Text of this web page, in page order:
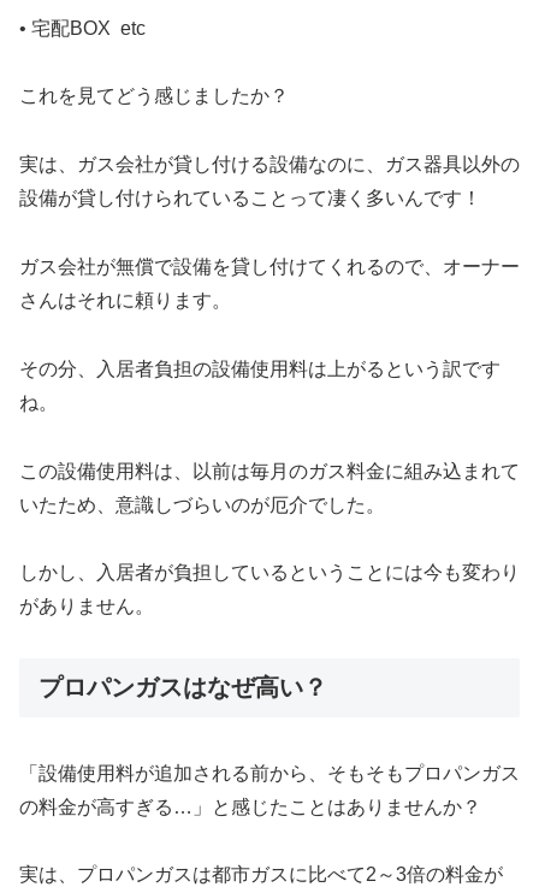
• 宅配BOX etc
これを見てどう感じましたか？
実は、ガス会社が貸し付ける設備なのに、ガス器具以外の
設備が貸し付けられていることって凄く多いんです！
ガス会社が無償で設備を貸し付けてくれるので、オーナー
さんはそれに頼ります。
その分、入居者負担の設備使用料は上がるという訳です
ね。
この設備使用料は、以前は毎月のガス料金に組み込まれて
いたため、意識しづらいのが厄介でした。
しかし、入居者が負担しているということには今も変わり
がありません。
プロパンガスはなぜ高い？
「設備使用料が追加される前から、そもそもプロパンガス
の料金が高すぎる…」と感じたことはありませんか？
実は、プロパンガスは都市ガスに比べて2～3倍の料金が